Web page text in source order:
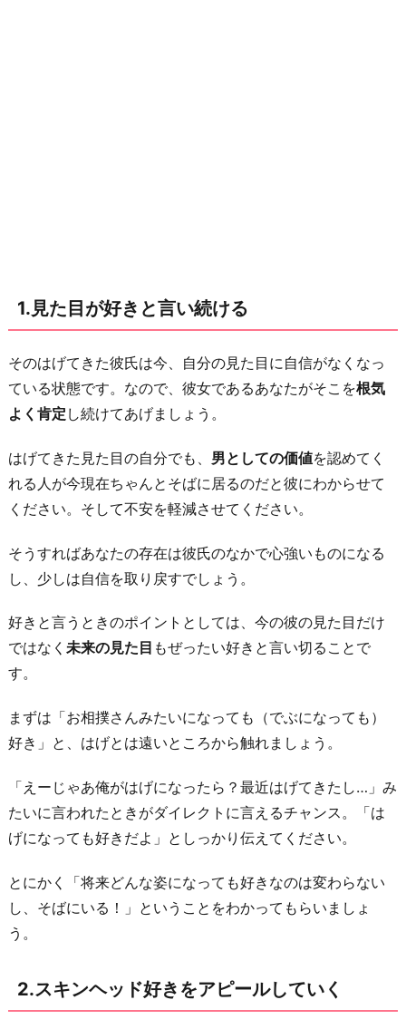
ッ
ド
好
き
を
ピ
ー
ル
て
い
く
3.
の
見
目
の
コ
ン
プ
ス
1.見た目が好きと言い続ける
そのはげてきた彼氏は今、自分の見た目に自信がなくなっ
ている状態です。なので、彼女であるあなたがそこを根気
よく肯定 し続けてあげましょう。
はげてきた見た目の自分でも、 男としての価値を認めてく
れる人が今現在ちゃんとそばに居るのだと彼にわからせて
ください。そして不安を軽減させてください。
そうすればあなたの存在は彼氏のなかで心強いものになる
し、少しは自信を取り戻すでしょう。
好きと言うときのポイントとしては、今の彼の見た目だけ
ではなく 未来の見た目 もぜったい好きと言い切ることで
す。
まずは「お相撲さんみたいになっても（でぶになっても）
好き」と、はげとは遠いところから触れましょう。
「えーじゃあ俺がはげになったら？最近はげてきたし…」み
たいに言われたときがダイレクトに言えるチャンス。「は
げになっても好きだよ」としっかり伝えてください。
とにかく「将来どんな姿になっても好きなのは変わらない
し、そばにいる！」ということをわかってもらいましょ
う。
2.スキンヘッド好きをアピールしていく